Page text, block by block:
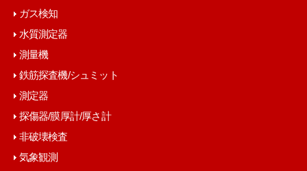
ガス検知
水質測定器
測量機
鉄筋探査機/シュミット
測定器
探傷器/膜厚計/厚さ計
非破壊検査
気象観測